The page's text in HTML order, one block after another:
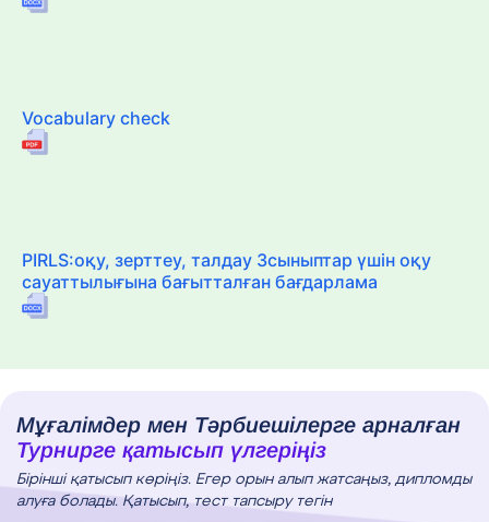
Vocabulary check
PIRLS:оқу, зерттеу, талдау 3сыныптар үшін оқу
сауаттылығына бағытталған бағдарлама
Мұғалімдер мен Тәрбиешілерге арналған
Турнирге қатысып үлгеріңіз
Бірінші қатысып көріңіз. Егер орын алып жатсаңыз, дипломды
алуға болады. Қатысып, тест тапсыру тегін